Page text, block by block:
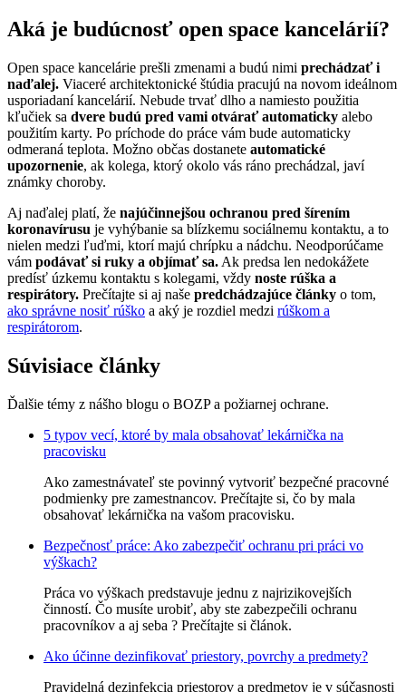
Aká je budúcnosť open space kancelárií?
Open space kancelárie prešli zmenami a budú nimi prechádzať i
naďalej. Viaceré architektonické štúdia pracujú na novom ideálnom
usporiadaní kancelárií. Nebude trvať dlho a namiesto použitia
kľučiek sa dvere budú pred vami otvárať automaticky alebo
použitím karty. Po príchode do práce vám bude automaticky
odmeraná teplota. Možno občas dostanete automatické
upozornenie, ak kolega, ktorý okolo vás ráno prechádzal, javí
známky choroby.
Aj naďalej platí, že najúčinnejšou ochranou pred šírením
koronavírusu je vyhýbanie sa blízkemu sociálnemu kontaktu, a to
nielen medzi ľuďmi, ktorí majú chrípku a nádchu. Neodporúčame
vám podávať si ruky a objímať sa. Ak predsa len nedokážete
predísť úzkemu kontaktu s kolegami, vždy noste rúška a
respirátory. Prečítajte si aj naše predchádzajúce články o tom,
ako správne nosiť rúško a aký je rozdiel medzi rúškom a
respirátorom.
Súvisiace články
Ďalšie témy z nášho blogu o BOZP a požiarnej ochrane.
5 typov vecí, ktoré by mala obsahovať lekárnička na
pracovisku
Ako zamestnávateľ ste povinný vytvoriť bezpečné pracovné
podmienky pre zamestnancov. Prečítajte si, čo by mala
obsahovať lekárnička na vašom pracovisku.
Bezpečnosť práce: Ako zabezpečiť ochranu pri práci vo
výškach?
Práca vo výškach predstavuje jednu z najrizikovejších
činností. Čo musíte urobiť, aby ste zabezpečili ochranu
pracovníkov a aj seba ? Prečítajte si článok.
Ako účinne dezinfikovať priestory, povrchy a predmety?
Pravidelná dezinfekcia priestorov a predmetov je v súčasnosti